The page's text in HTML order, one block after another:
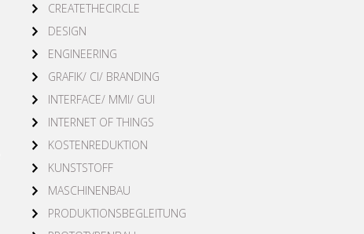
CREATETHECIRCLE
DESIGN
ENGINEERING
GRAFIK/ CI/ BRANDING
INTERFACE/ MMI/ GUI
INTERNET OF THINGS
KOSTENREDUKTION
KUNSTSTOFF
MASCHINENBAU
PRODUKTIONSBEGLEITUNG